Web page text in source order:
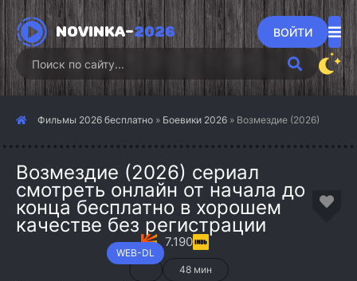
NOVINKA-2026 ВОЙТИ
Фильмы 2026 бесплатно » Боевики 2026 » Возмездие (2026)
Возмездие (2026) сериал
смотреть онлайн от начала до
конца бесплатно в хорошем
качестве без регистрации
WEB-DL
7.190
48 мин